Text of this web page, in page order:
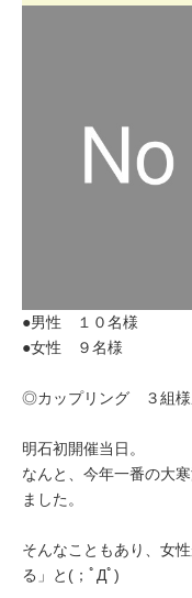
●男性 １０名様
●女性 ９名様
◎カップリング ３組様
明石初開催当日。
なんと、今年一番の大
ました。
そんなこともあり、女
る」と(；ﾟДﾟ)